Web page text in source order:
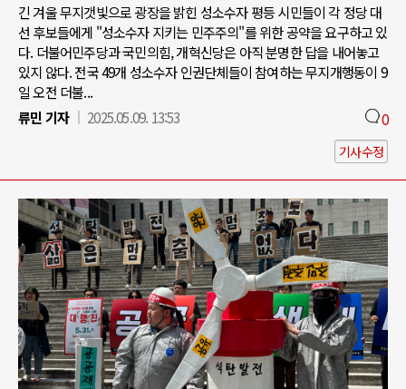
긴 겨울 무지갯빛으로 광장을 밝힌 성소수자 평등 시민들이 각 정당 대
선 후보들에게 "성소수자 지키는 민주주의"를 위한 공약을 요구하고 있
다. 더불어민주당과 국민의힘, 개혁신당은 아직 분명한 답을 내어놓고
있지 않다. 전국 49개 성소수자 인권단체들이 참여하는 무지개행동이 9
일 오전 더불...
류민 기자
2025.05.09. 13:53 0
기사수정